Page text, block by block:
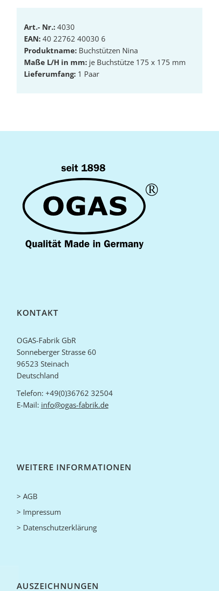
Art.- Nr.:4030
EAN:40 22762 40030 6
Produktname:Buchstützen Nina
Maße L/H in mm:je Buchstütze 175 x 175 mm
Lieferumfang:1 Paar
KONTAKT
OGAS-Fabrik GbR
Sonneberger Strasse 60
96523 Steinach
Deutschland
Telefon: +49(0)36762 32504
E-Mail: info@ogas-fabrik.de
WEITERE INFORMATIONEN
> AGB
> Impressum
> Datenschutzerklärung
AUSZEICHNUNGEN